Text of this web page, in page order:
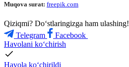
Muqova surat: freepik.com
Qiziqmi? Doʻstlaringizga ham ulashing!
Telegram
Facebook
Havolani ko‘chirish
Havola ko‘chirildi